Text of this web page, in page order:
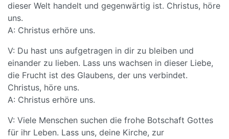
dieser Welt handelt und gegenwärtig ist. Christus, höre
uns.
A: Christus erhöre uns.
V: Du hast uns aufgetragen in dir zu bleiben und
einander zu lieben. Lass uns wachsen in dieser Liebe,
die Frucht ist des Glaubens, der uns verbindet.
Christus, höre uns.
A: Christus erhöre uns.
V: Viele Menschen suchen die frohe Botschaft Gottes
für ihr Leben. Lass uns, deine Kirche, zur